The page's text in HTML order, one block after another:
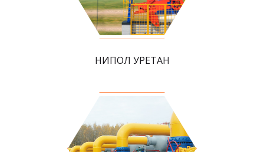
НИПОЛ УРЕТАН